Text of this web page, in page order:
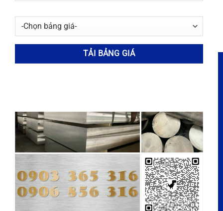
20.000
TP HCM
Cửa hàng: 145D Bình Thành, Bình Hưng Hòa B, Bình Tân,
TP HCM.
Chi nhánh phía Bắc: Ninh Sở, Xâm Dương, Thường Tín,
Hà Nội
Hotline:0903 365 316
Email:inox365@gmail.com